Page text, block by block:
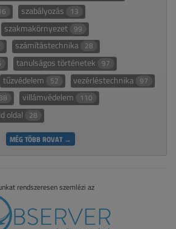
szabályozás 13
szakmakörnyezet 99
számítástechnika 28
tanulságos történetek 97
tűzvédelem 52 vezérléstechnika 97
villámvédelem 110
oldal 28
MÉG TÖBB ROVAT →
rendszeresen szemlézi az